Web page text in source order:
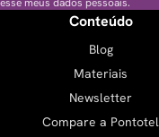
Conteúdo
Blog
Materiais
Newsletter
Compare a Pontotel